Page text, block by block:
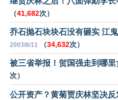
（41,682次）
乔石抛石块块石没有砸实 江
2003/8/11 （34,632次）
被三省举报！贺国强走到哪里
次）
公开资产？黄菊贾庆林坚决